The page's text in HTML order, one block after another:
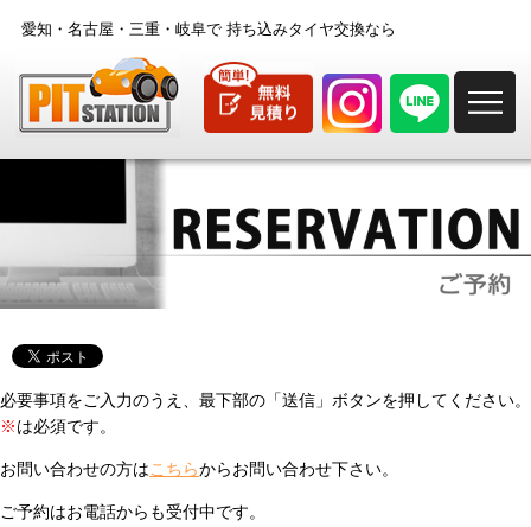
愛知・名古屋・三重・岐阜で持ち込みタイヤ交換なら
必要事項をご入力のうえ、最下部の「送信」ボタンを押してください。
※は必須です。
お問い合わせの方はこちらからお問い合わせ下さい。
ご予約はお電話からも受付中です。